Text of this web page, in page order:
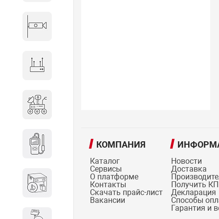
Дозиметрическое
оборудование
Атомно-эмиссионные
спектрометры
КОМПАНИЯ
Каталог
Сервисы
О платформе
Контакты
Скачать прайс-лист
Вакансии
Новости
Доставка
Получить КП
Декларация
Способы
Гарантия и